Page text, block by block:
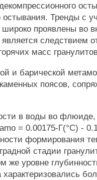
остывания. Тренды с
широко проявлены во
следствием
масс
и барической
поясов,
в воды во флюиде,
= 0.00175-Г(°С) -
формирования
стадии
уровне
характеризовались